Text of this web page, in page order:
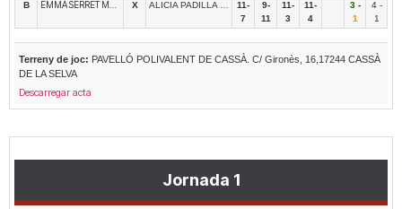
B
X ALICIA PADILLA SANCHEZ
11-
7
9-
11
11-
3
11-
4
3-
1
4 -
1
Terreny de joc: PAVELLÓ POLIVALENT DE CASSÀ. C/ Gironès, 16,17244 CASSÀ
DE LA SELVA
Descarregar acta
Jornada 1